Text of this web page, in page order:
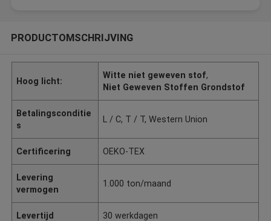
PRODUCTOMSCHRIJVING
Hoog licht:
Witte niet geweven stof,
Niet Geweven Stoffen Grondstof
Betalingsconditie
s
L / C, T / T, Western Union
Certificering OEKO-TEX
Levering
vermogen
1.000 ton/maand
Levertijd 30 werkdagen